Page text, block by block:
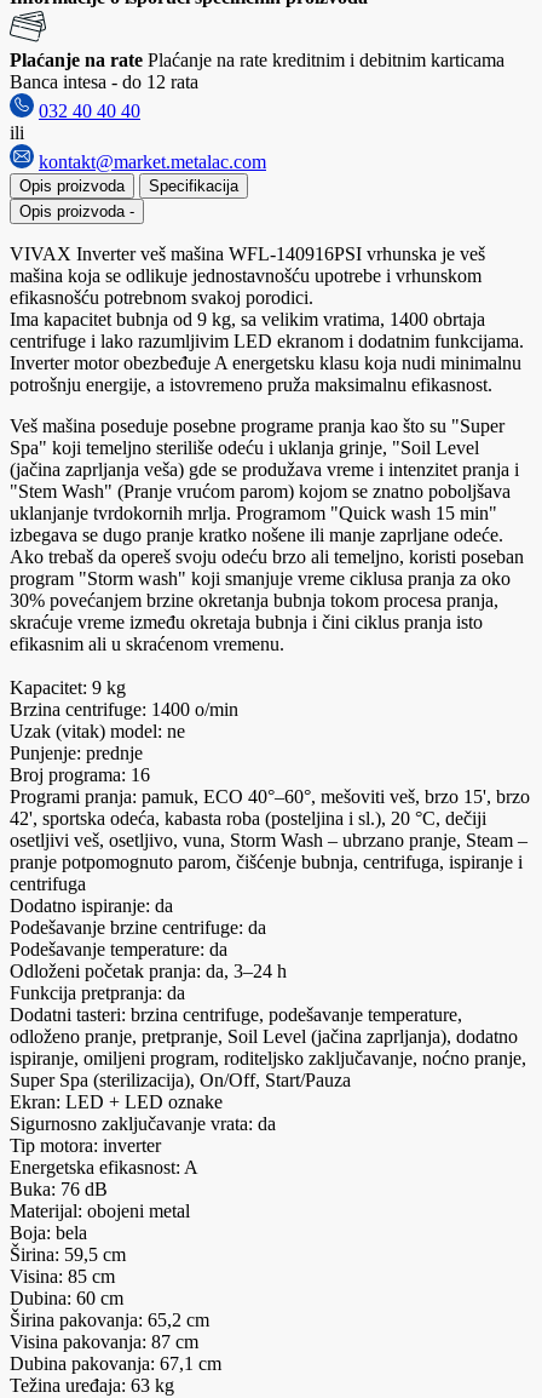
Plaćanje na rate Plaćanje na rate kreditnim i debitnim karticama
Banca intesa - do 12 rata
032 40 40 40
ili
kontakt@market.metalac.com
Opis proizvoda
Specifikacija
Opis proizvoda -
VIVAX Inverter veš mašina WFL-140916PSI vrhunska je veš
mašina koja se odlikuje jednostavnošću upotrebe i vrhunskom
efikasnošću potrebnom svakoj porodici.
Ima kapacitet bubnja od 9 kg, sa velikim vratima, 1400 obrtaja
centrifuge i lako razumljivim LED ekranom i dodatnim funkcijama.
Inverter motor obezbeđuje A energetsku klasu koja nudi minimalnu
potrošnju energije, a istovremeno pruža maksimalnu efikasnost.
Veš mašina poseduje posebne programe pranja kao što su "Super
Spa" koji temeljno steriliše odeću i uklanja grinje, "Soil Level
(jačina zaprljanja veša) gde se produžava vreme i intenzitet pranja i
"Stem Wash" (Pranje vrućom parom) kojom se znatno poboljšava
uklanjanje tvrdokornih mrlja. Programom "Quick wash 15 min"
izbegava se dugo pranje kratko nošene ili manje zaprljane odeće.
Ako trebaš da opereš svoju odeću brzo ali temeljno, koristi poseban
program "Storm wash" koji smanjuje vreme ciklusa pranja za oko
30% povećanjem brzine okretanja bubnja tokom procesa pranja,
skraćuje vreme između okretaja bubnja i čini ciklus pranja isto
efikasnim ali u skraćenom vremenu.
Kapacitet: 9 kg
Brzina centrifuge: 1400 o/min
Uzak (vitak) model: ne
Punjenje: prednje
Broj programa: 16
Programi pranja: pamuk, ECO 40°–60°, mešoviti veš, brzo 15', brzo
42', sportska odeća, kabasta roba (posteljina i sl.), 20 °C, dečiji
osetljivi veš, osetljivo, vuna, Storm Wash – ubrzano pranje, Steam –
pranje potpomognuto parom, čišćenje bubnja, centrifuga, ispiranje i
centrifuga
Dodatno ispiranje: da
Podešavanje brzine centrifuge: da
Podešavanje temperature: da
Odloženi početak pranja: da, 3–24 h
Funkcija pretpranja: da
Dodatni tasteri: brzina centrifuge, podešavanje temperature,
odloženo pranje, pretpranje, Soil Level (jačina zaprljanja), dodatno
ispiranje, omiljeni program, roditeljsko zaključavanje, noćno pranje,
Super Spa (sterilizacija), On/Off, Start/Pauza
Ekran: LED + LED oznake
Sigurnosno zaključavanje vrata: da
Tip motora: inverter
Energetska efikasnost: A
Buka: 76 dB
Materijal: obojeni metal
Boja: bela
Širina: 59,5 cm
Visina: 85 cm
Dubina: 60 cm
Širina pakovanja: 65,2 cm
Visina pakovanja: 87 cm
Dubina pakovanja: 67,1 cm
Težina uređaja: 63 kg